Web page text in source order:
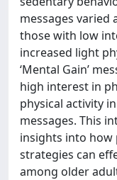
messages varied
those with low
increased light
‘Mental Gain’
high interest in
physical activity
messages. This
insights into how
strategies can
among older